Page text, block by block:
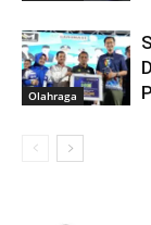
Olahraga